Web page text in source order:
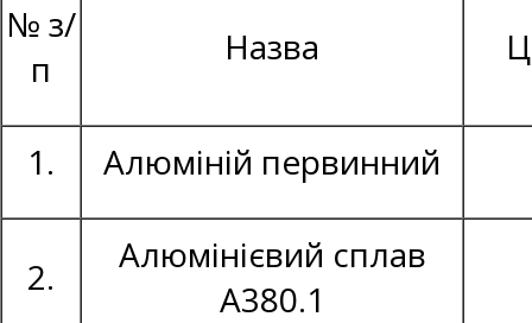
№ з/
п
Назва
1. Алюміній первинний
2.
Алюмінієвий сплав
А380.1